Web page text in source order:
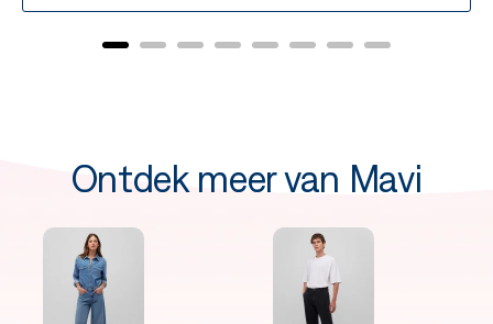
Ontdek meer van Mavi